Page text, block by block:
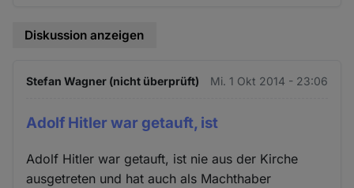
Diskussion anzeigen
Stefan Wagner (nicht überprüft) Mi. 1 Okt 2014 - 23:06
Adolf Hitler war getauft, ist
Adolf Hitler war getauft, ist nie aus der Kirche
ausgetreten und hat auch als Machthaber